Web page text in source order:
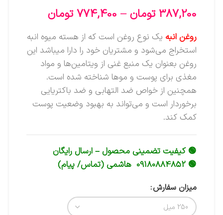
387,200 تومان –
774,400 تومان
روغن انبه یک نوع روغن است که از هسته میوه انبه
استخراج می‌شود و مشتریان خود را دارا میباشد این
روغن بعنوان یک منبع غنی از ویتامین‌ها و مواد
مغذی برای پوست و موها شناخته شده است.
همچنین از خواص ضد التهابی و ضد باکتریایی
برخوردار است و می‌تواند به بهبود وضعیت پوست
کمک کند.
🟢 کیفیت تضمینی محصول – ارسال رایگان
🟢 09180884852 هاشمی (تماس/ پیام)
میزان سفارش